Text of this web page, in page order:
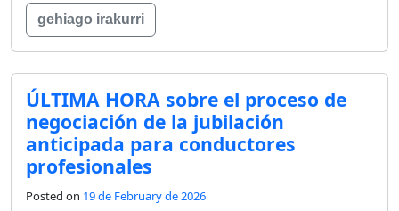
gehiago irakurri
ÚLTIMA HORA sobre el proceso de
negociación de la jubilación
anticipada para conductores
profesionales
Posted on 19 de February de 2026